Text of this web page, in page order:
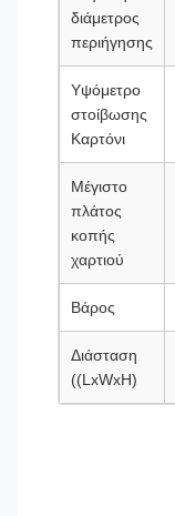
διάμετρος
περιήγησης
Υψόμετρο
στοίβωσης
Καρτόνι
Μέγιστο
πλάτος
κοπής
χαρτιού
Βάρος
Διάσταση
((LxWxH)